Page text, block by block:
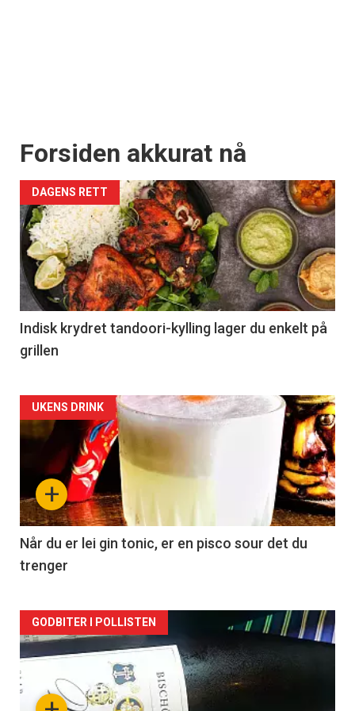
Forsiden akkurat nå
DAGENS RETT
Indisk krydret tandoori-kylling lager du enkelt på
grillen
Forsiden
akkurat
nå
-
2
+
UKENS DRINK
Når du er lei gin tonic, er en pisco sour det du
trenger
Forsiden
akkurat
nå
GODBITER I POLLISTEN